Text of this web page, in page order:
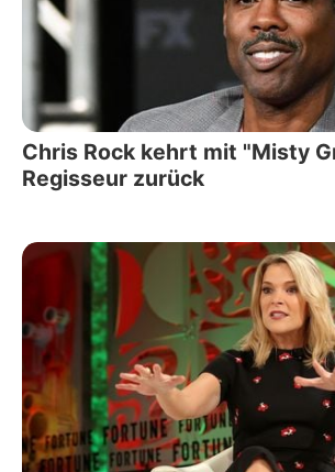
Chris Rock kehrt mit "Misty
Regisseur zurück